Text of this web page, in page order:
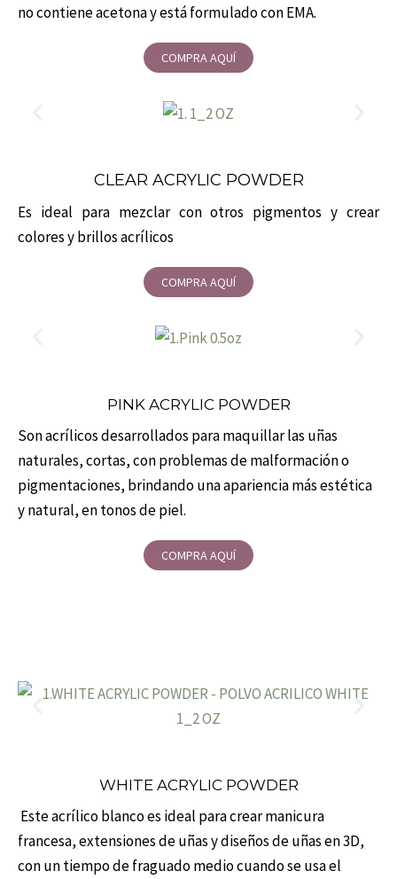
no contiene acetona y está formulado con EMA.
COMPRA AQUÍ
CLEAR ACRYLIC POWDER
Es ideal para mezclar con otros pigmentos y crear
colores y brillos acrílicos
COMPRA AQUÍ
PINK ACRYLIC POWDER
Son acrílicos desarrollados para maquillar las uñas
naturales, cortas, con problemas de malformación o
pigmentaciones, brindando una apariencia más estética
y natural, en tonos de piel.
COMPRA AQUÍ
WHITE ACRYLIC POWDER
Este acrílico blanco es ideal para crear manicura
francesa, extensiones de uñas y diseños de uñas en 3D,
con un tiempo de fraguado medio cuando se usa el